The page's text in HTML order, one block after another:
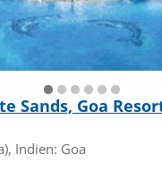
Sands, Goa
Indien: Goa